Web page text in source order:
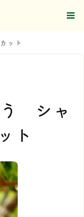
ット
シャ
ト